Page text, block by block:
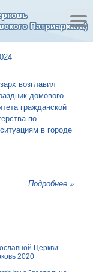
Патриархата)
возглавил
домового
гражданской
по
в городе
Подробнее »
Церкви
2020